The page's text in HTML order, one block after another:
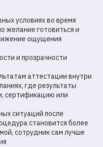
условиях во время
желание готовиться и
ощущения
и прозрачности
аттестации внутри
где результаты
сертификацию или
ситуаций после
становится более
сотрудник сам лучше
данных